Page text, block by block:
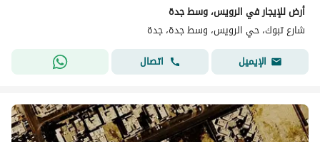
أرض للإيجار في الرويس، وسط جدة
شارع تبوك، حي الرويس، وسط جدة، جدة
الإيميل
اتصال